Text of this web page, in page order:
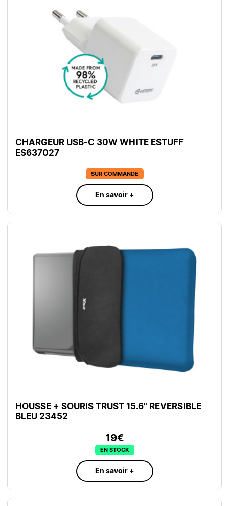
CHARGEUR USB-C 30W WHITE ESTUFF
ES637027
SUR COMMANDE
En savoir +
HOUSSE + SOURIS TRUST 15.6" REVERSIBLE
BLEU 23452
19€
EN STOCK
En savoir +